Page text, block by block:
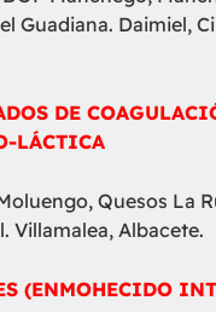
Guadiana. Daimiel,
DE
LÁCTICA
Quesos La
Villamalea, Albacete.
(ENMOHECIDO